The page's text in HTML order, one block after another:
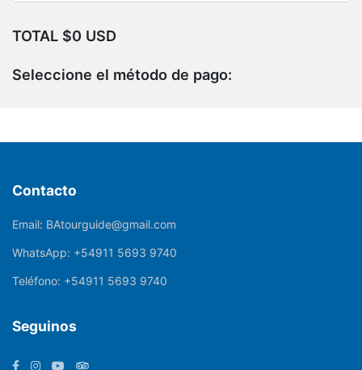
TOTAL $0 USD
Seleccione el método de pago:
Contacto
Email: BAtourguide@gmail.com
WhatsApp: +54911 5693 9740
Teléfono: +54911 5693 9740
Seguinos